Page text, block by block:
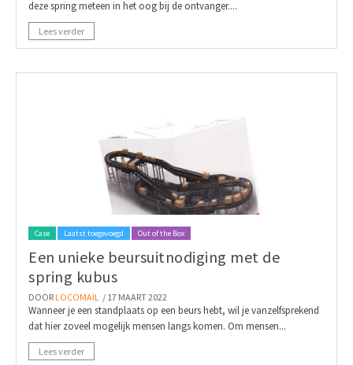
deze spring meteen in het oog bij de ontvanger....
Lees verder
Case Laatst toegevoegd Out of the Box
Een unieke beursuitnodiging met de
spring kubus
DOOR LOCOMAIL / 17 MAART 2022
Wanneer je een standplaats op een beurs hebt, wil je vanzelfsprekend
dat hier zoveel mogelijk mensen langs komen. Om mensen...
Lees verder